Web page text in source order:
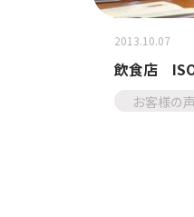
2013.10.07
飲食店
お客様の声